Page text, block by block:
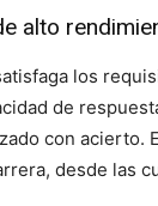
alto
los
de
con acierto.
desde las